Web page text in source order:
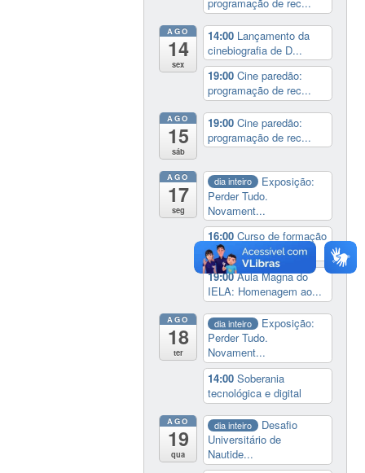
programação de rec...
AGO
14
sex
14:00 Lançamento da
cinebiografia de D...
19:00Cine paredão:
programação de rec...
AGO
15
sáb
19:00Cine paredão:
programação de rec...
AGO
17
seg
dia inteiro
Exposição:
Perder Tudo.
Novament...
16:00Curso de formação
em Jornalismo ...
19:00Aula Magna do
IELA: Homenagem ao...
AGO
18
ter
dia inteiro
Exposição:
Perder Tudo.
Novament...
14:00Soberania
tecnológica e digital
AGO
19
qua
dia inteiro
Desafio
Universitário de
Nautide...